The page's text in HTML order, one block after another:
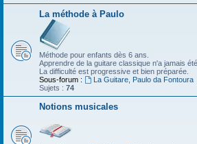
La méthode à Paulo
Méthode pour enfants dès 6 ans.
Apprendre de la guitare classique n'a jamais
La difficulté est progressive et bien préparée.
Sous-forum :
La Guitare, Paulo da Fontoura
Sujets : 74
Notions musicales